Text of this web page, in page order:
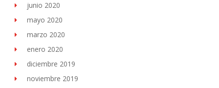
junio 2020
mayo 2020
marzo 2020
enero 2020
diciembre 2019
noviembre 2019